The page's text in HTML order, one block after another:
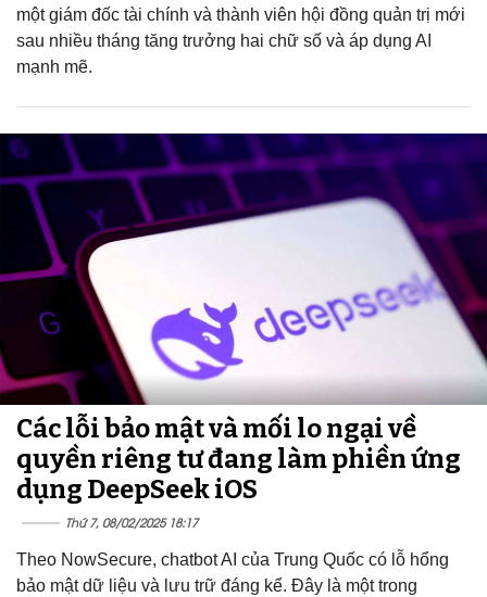
một giám đốc tài chính và thành viên hội đồng quản trị mới
sau nhiều tháng tăng trưởng hai chữ số và áp dụng AI
mạnh mẽ.
Các lỗi bảo mật và mối lo ngại về
quyền riêng tư đang làm phiền ứng
dụng DeepSeek iOS
Thứ 7, 08/02/2025 18:17
Theo NowSecure, chatbot AI của Trung Quốc có lỗ hổng
bảo mật dữ liệu và lưu trữ đáng kể. Đây là một trong